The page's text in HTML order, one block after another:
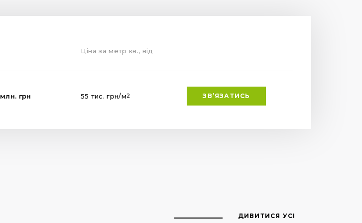
Ціна за метр кв., від
млн. грн 55 тис.грн/м2 ЗВ’ЯЗАТИСЬ
ДИВИТИСЯ УСІ